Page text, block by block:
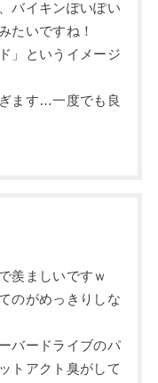
バイキンぽいぽい
たいですね！
」というイメージ
ます…一度でも良
羨ましいですｗ
のがめっきりしな
バードライブのパ
トアクト臭がして